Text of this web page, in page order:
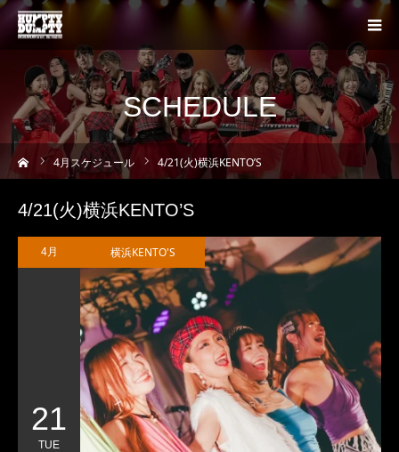
SCHEDULE
ム 4月スケジュール 4/21(火)横浜KENTO’S
4/21(火)横浜KENTO’S
4月
21
TUE
横浜KENTO'S